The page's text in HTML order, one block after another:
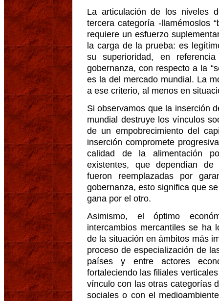
La articulación de los niveles
tercera categoría -llamémoslos
requiere un esfuerzo
la carga de la prueba: es
su superioridad, en
gobernanza, con respecto a la
es la del mercado mundial. La
a ese criterio, al menos en
Si observamos que la inserción
mundial destruye los vínculos
de un empobrecimiento del
inserción compromete
calidad de la alimentación
existentes, que dependían de
fueron reemplazadas por
gobernanza, esto significa que
gana por el otro.
Asimismo, el óptimo
intercambios mercantiles se ha
de la situación en ámbitos más
proceso de especialización de
países y entre actores
fortaleciendo las filiales
vínculo con las otras categorías
sociales o con el